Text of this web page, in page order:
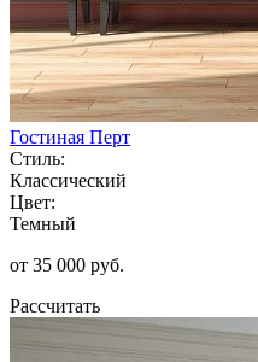
Гостиная Перт
Стиль:
Классический
Цвет:
Темный
от 35 000 руб.
Рассчитать